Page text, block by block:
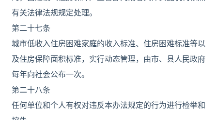
有关法律法规规定处理。
第二十七条
城市低收入住房困难家庭的收入标准、住房困难标准等以
及住房保障面积标准，实行动态管理，由市、县人民政府
每年向社会公布一次。
第二十八条
任何单位和个人有权对违反本办法规定的行为进行检举和